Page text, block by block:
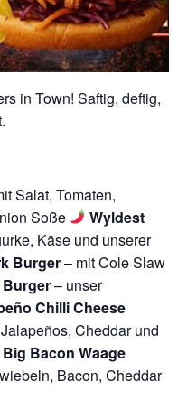
in Town! Saftig, deftig,
Salat, Tomaten,
Soße
Wyldest
Käse und unserer
Burger– mit Cole Slaw
– unser
Chilli Cheese
Cheddar und
Big Bacon Waage
Bacon, Cheddar